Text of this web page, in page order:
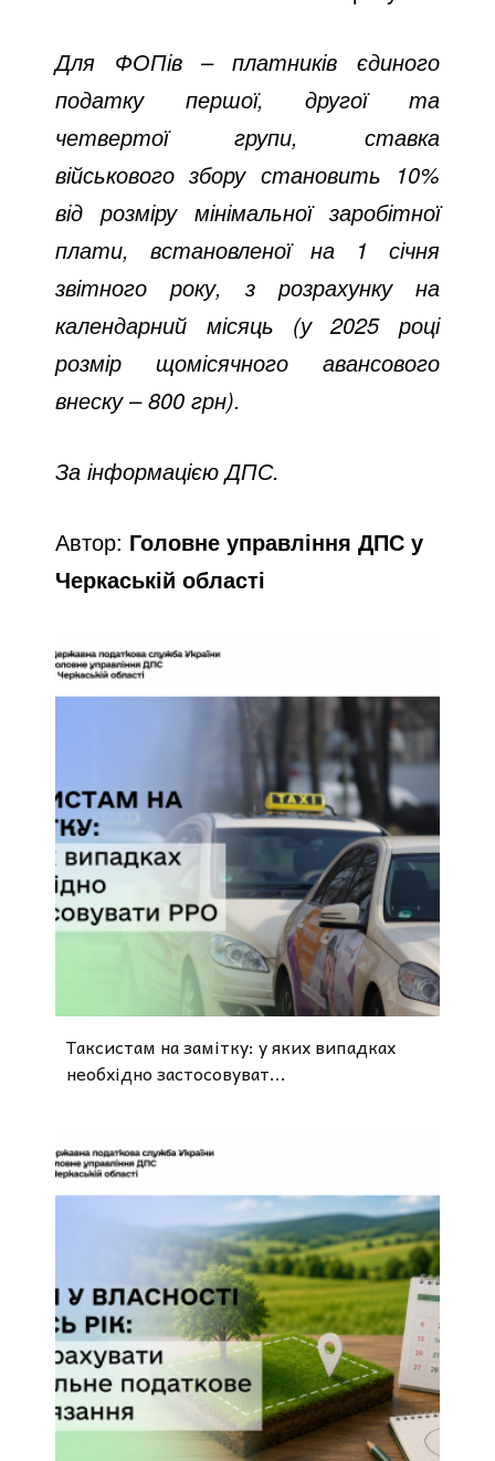
Для ФОПів – платників єдиного
податку першої, другої та
четвертої групи, ставка
військового збору становить 10%
від розміру мінімальної заробітної
плати, встановленої на 1 січня
звітного року, з розрахунку на
календарний місяць (у 2025 році
розмір щомісячного авансового
внеску – 800 грн).
За інформацією ДПС.
Автор: Головне управління ДПС у
Черкаській області
Таксистам на замітку: у яких випадках
необхідно застосовуват...